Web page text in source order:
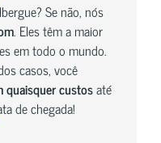
Se não, nós
. Eles têm a maior
em todo o mundo.
casos, você
quaisquer custosaté
de chegada!